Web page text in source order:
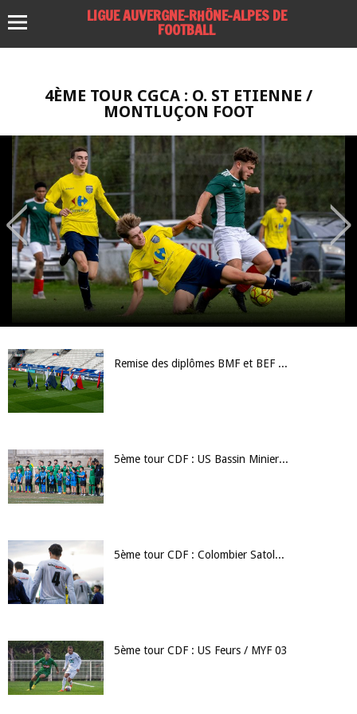
LIGUE AUVERGNE-RHÔNE-ALPES DE
FOOTBALL
4ÈME TOUR CGCA : O. ST ETIENNE /
MONTLUÇON FOOT
Remise des diplômes BMF et BEF 2023
5ème tour CDF : US Bassin Minier / AS St Genes Champanelle
5ème tour CDF : Colombier Satolas / Ain Sud
5ème tour CDF : US Feurs / MYF 03